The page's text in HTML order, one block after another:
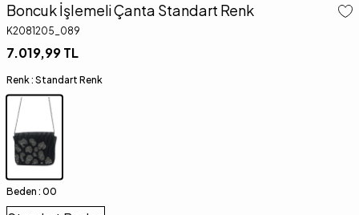
Boncuk İşlemeli Çanta Standart Renk
K2081205_089
7.019,99TL
Renk : Standart Renk
Beden : 00